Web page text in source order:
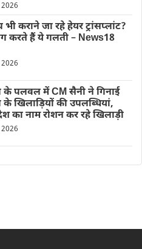
कराने जा रहे हेयर ट्रांसप्लांट?
करते हैं ये गलती – News18
के पलवल में CM सैनी ने गिनाई
के खिलाड़ियों की उपलब्धियां,
का नाम रोशन कर रहे खिलाड़ी